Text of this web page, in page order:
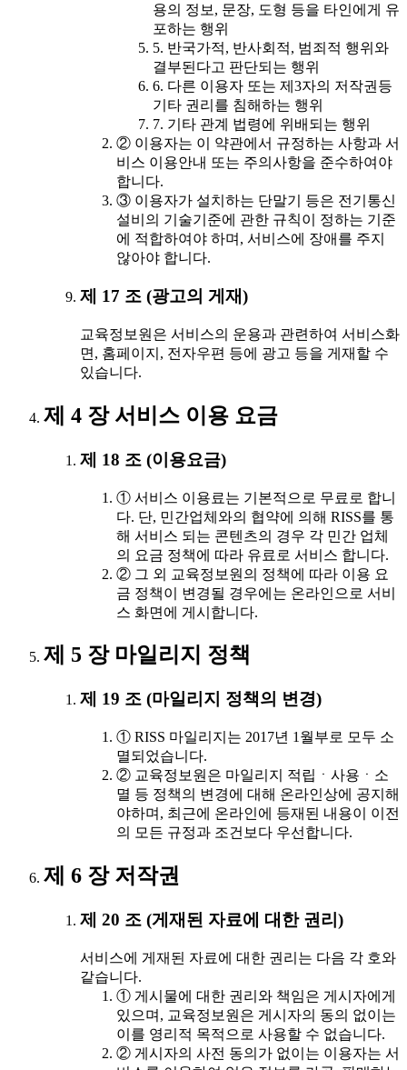
용의 정보, 문장, 도형 등을 타인에게 유
포하는 행위
5. 반국가적, 반사회적, 범죄적 행위와
결부된다고 판단되는 행위
6. 다른 이용자 또는 제3자의 저작권등
기타 권리를 침해하는 행위
7. 기타 관계 법령에 위배되는 행위
② 이용자는 이 약관에서 규정하는 사항과 서
비스 이용안내 또는 주의사항을 준수하여야
합니다.
③ 이용자가 설치하는 단말기 등은 전기통신
설비의 기술기준에 관한 규칙이 정하는 기준
에 적합하여야 하며, 서비스에 장애를 주지
않아야 합니다.
제 17 조 (광고의 게재)
교육정보원은 서비스의 운용과 관련하여 서비스화
면, 홈페이지, 전자우편 등에 광고 등을 게재할 수
있습니다.
제 4 장 서비스 이용 요금
제 18 조 (이용요금)
① 서비스 이용료는 기본적으로 무료로 합니
다. 단, 민간업체와의 협약에 의해 RISS를 통
해 서비스 되는 콘텐츠의 경우 각 민간 업체
의 요금 정책에 따라 유료로 서비스 합니다.
② 그 외 교육정보원의 정책에 따라 이용 요
금 정책이 변경될 경우에는 온라인으로 서비
스 화면에 게시합니다.
제 5 장 마일리지 정책
제 19 조 (마일리지 정책의 변경)
① RISS 마일리지는 2017년 1월부로 모두 소
멸되었습니다.
② 교육정보원은 마일리지 적립ㆍ사용ㆍ소
멸 등 정책의 변경에 대해 온라인상에 공지해
야하며, 최근에 온라인에 등재된 내용이 이전
의 모든 규정과 조건보다 우선합니다.
제 6 장 저작권
제 20 조 (게재된 자료에 대한 권리)
서비스에 게재된 자료에 대한 권리는 다음 각 호와
같습니다.
① 게시물에 대한 권리와 책임은 게시자에게
있으며, 교육정보원은 게시자의 동의 없이는
이를 영리적 목적으로 사용할 수 없습니다.
② 게시자의 사전 동의가 없이는 이용자는 서